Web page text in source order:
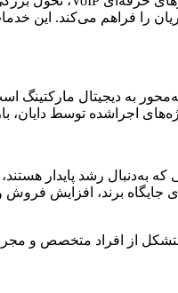
را فراهم می‌کند. این
توسط دایان،
رشد پایدار هستند،
جایگاه برند، افزایش